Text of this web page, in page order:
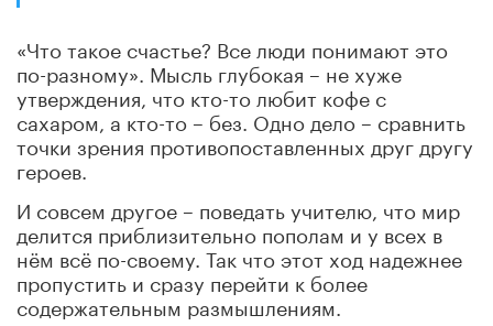
«Что такое счастье? Все люди понимают это
по-разному». Мысль глубокая – не хуже
утверждения, что кто-то любит кофе с
сахаром, а кто-то – без. Одно дело – сравнить
точки зрения противопоставленных друг другу
героев.
И совсем другое – поведать учителю, что мир
делится приблизительно пополам и у всех в
нём всё по-своему. Так что этот ход надежнее
пропустить и сразу перейти к более
содержательным размышлениям.